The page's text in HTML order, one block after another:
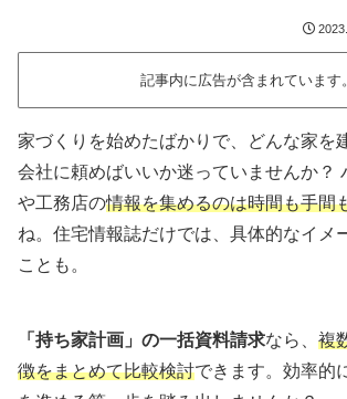
記事内に広告が含まれています。
家づくりを始めたばかりで、どんな家を
会社に頼めばいいか迷っていませんか？
や工務店の情報を集めるのは時間も手間
ね。住宅情報誌だけでは、具体的なイメ
ことも。
「持ち家計画」の一括資料請求なら、 複
徴をまとめて比較検討できます。効率的